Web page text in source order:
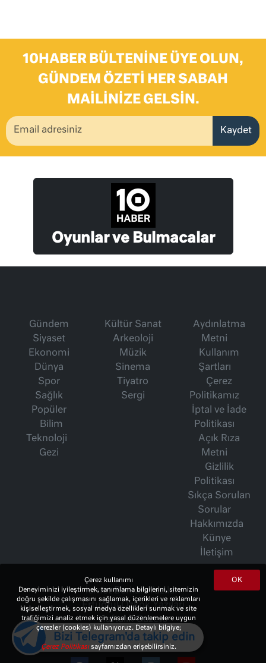
10HABER BÜLTENINE ÜYE OLUN,
GÜNDEM ÖZETI HER SABAH
MAILINIZE GELSIN.
Kaydet
Oyunlar ve Bulmacalar
Gündem
Siyaset
Ekonomi
Dünya
Spor
Sağlık
Popüler
Bilim
Teknoloji
Gezi
Kültür Sanat
Arkeoloji
Müzik
Sinema
Tiyatro
Sergi
Aydınlatma
Metni
Kullanım
Şartları
Çerez
Politikamız
İptal ve İade
Politikası
Açık Rıza
Metni
Gizlilik
Politikası
Sıkça Sorulan
Sorular
Hakkımızda
Künye
İletişim
İsmet Berkan Yazıları
Ertuğrul Özkök Yazıları
Haftalık Gazete
OK
Çerez kullanımı
Deneyiminizi iyileştirmek, tanımlama bilgilerini, sitemizin
doğru şekilde çalışmasını sağlamak, içerikleri ve reklamları
kişiselleştirmek, sosyal medya özellikleri sunmak ve site
trafiğimizi analiz etmek için yasal düzenlemelere uygun
çerezler (cookies) kullanıyoruz. Detaylı bilgiye;
Çerez Politikasısayfamızdan erişebilirsiniz.
Bizi Telegram'da takip edin